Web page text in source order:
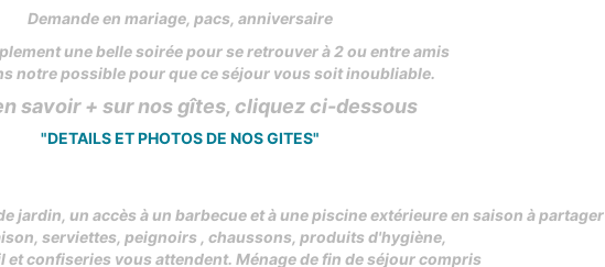
Demande en mariage, pacs, anniversaire
une belle soirée pour se retrouver à 2 ou entre amis
notre possible pour que ce séjour vous soit inoubliable.
savoir + sur nos gîtes, cliquez ci-dessous
"DETAILS ET PHOTOS DE NOS GITES"
jardin, un accès à un barbecue et à une piscine extérieure en saison à partager
serviettes, peignoirs , chaussons, produits d'hygiène,
et confiseries vous attendent. Ménage de fin de séjour compris